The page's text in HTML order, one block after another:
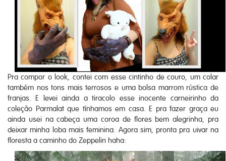
Pra compor o look, contei com esse cintinho de couro, um colar
também nos tons mais terrosos e uma bolsa marrom rústica de
franjas. E levei ainda a tiracolo esse inocente carneirinho da
coleção Parmalat que tínhamos em casa. E pra fazer graça eu
ainda usei na cabeça uma coroa de flores bem alegrinha, pra
deixar minha loba mais feminina. Agora sim, pronta pra uivar na
floresta a caminho do Zeppelin haha: